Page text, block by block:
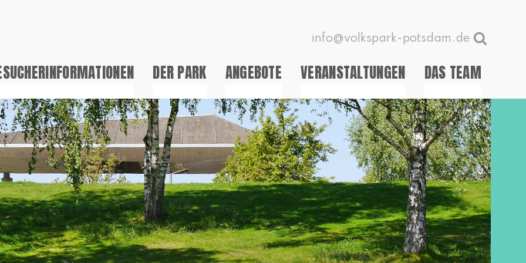
info@volkspark-potsdam.de
DER PARK ANGEBOTE VERANSTALTUNGEN DAS TEAM